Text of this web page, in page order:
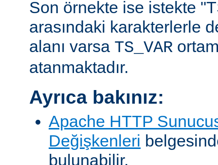
Son örnekte ise istekte
arasındaki karakterlerle
alanı varsa TS_VAR
atanmaktadır.
Ayrıca bakınız:
Apache HTTP
Değişkenleri
bulunabilir.